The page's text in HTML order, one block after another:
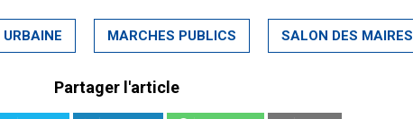
URBAINE MARCHES PUBLICS SALON DES MAIRES
Partager l'article